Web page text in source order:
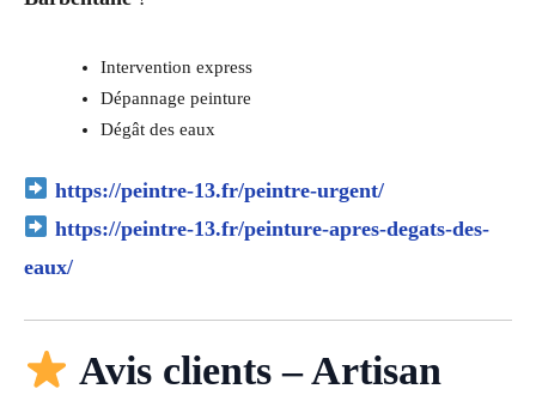
Intervention express
Dépannage peinture
Dégât des eaux
https://peintre-13.fr/peintre-urgent/
https://peintre-13.fr/peinture-apres-degats-des-
eaux/
Avis clients – Artisan